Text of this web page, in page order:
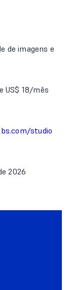
de imagens e
US$ 18/mês
studio
2026